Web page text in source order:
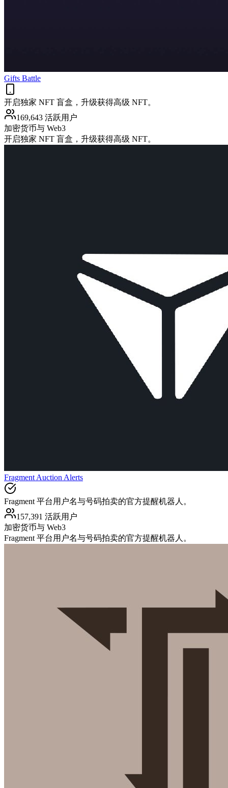
Gifts Battle
开启独家 NFT 盲盒，升级获得高级 NFT。
169,643 活跃用户
加密货币与 Web3
开启独家 NFT 盲盒，升级获得高级 NFT。
Fragment Auction Alerts
Fragment 平台用户名与号码拍卖的官方提醒机器人。
157,391 活跃用户
加密货币与 Web3
Fragment 平台用户名与号码拍卖的官方提醒机器人。